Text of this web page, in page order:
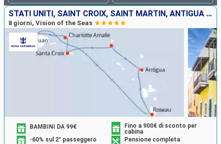
Mesi di partenza
Porti
Ricerca
STATI UNITI, SAINT CROIX, SAINT MARTIN, ANTIGUA E BARBUDA, DOMINICA, PORTORICO
8 giorni, Vision of the Seas
BAMBINI DA 99€
Fino a 900€ di sconto per
cabina
-60% sul 2° passeggero
Pensione completa